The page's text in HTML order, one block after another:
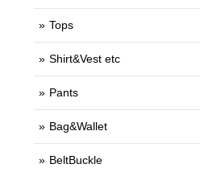
Tops
Shirt&Vest etc
Pants
Bag&Wallet
BeltBuckle